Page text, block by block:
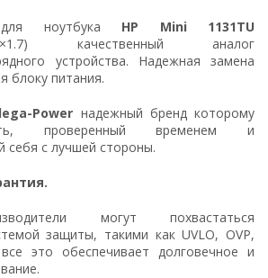
ноутбука HP Mini 1131TU
4.8×1.7) качественный аналог
устройства. Надежная замена
блоку питания.
Power надежный бренд которому
проверенный временем и
себя с лучшей стороны.
могут похвастаться
защиты, такими как UVLO, OVP,
это обеспечивает долговечное и